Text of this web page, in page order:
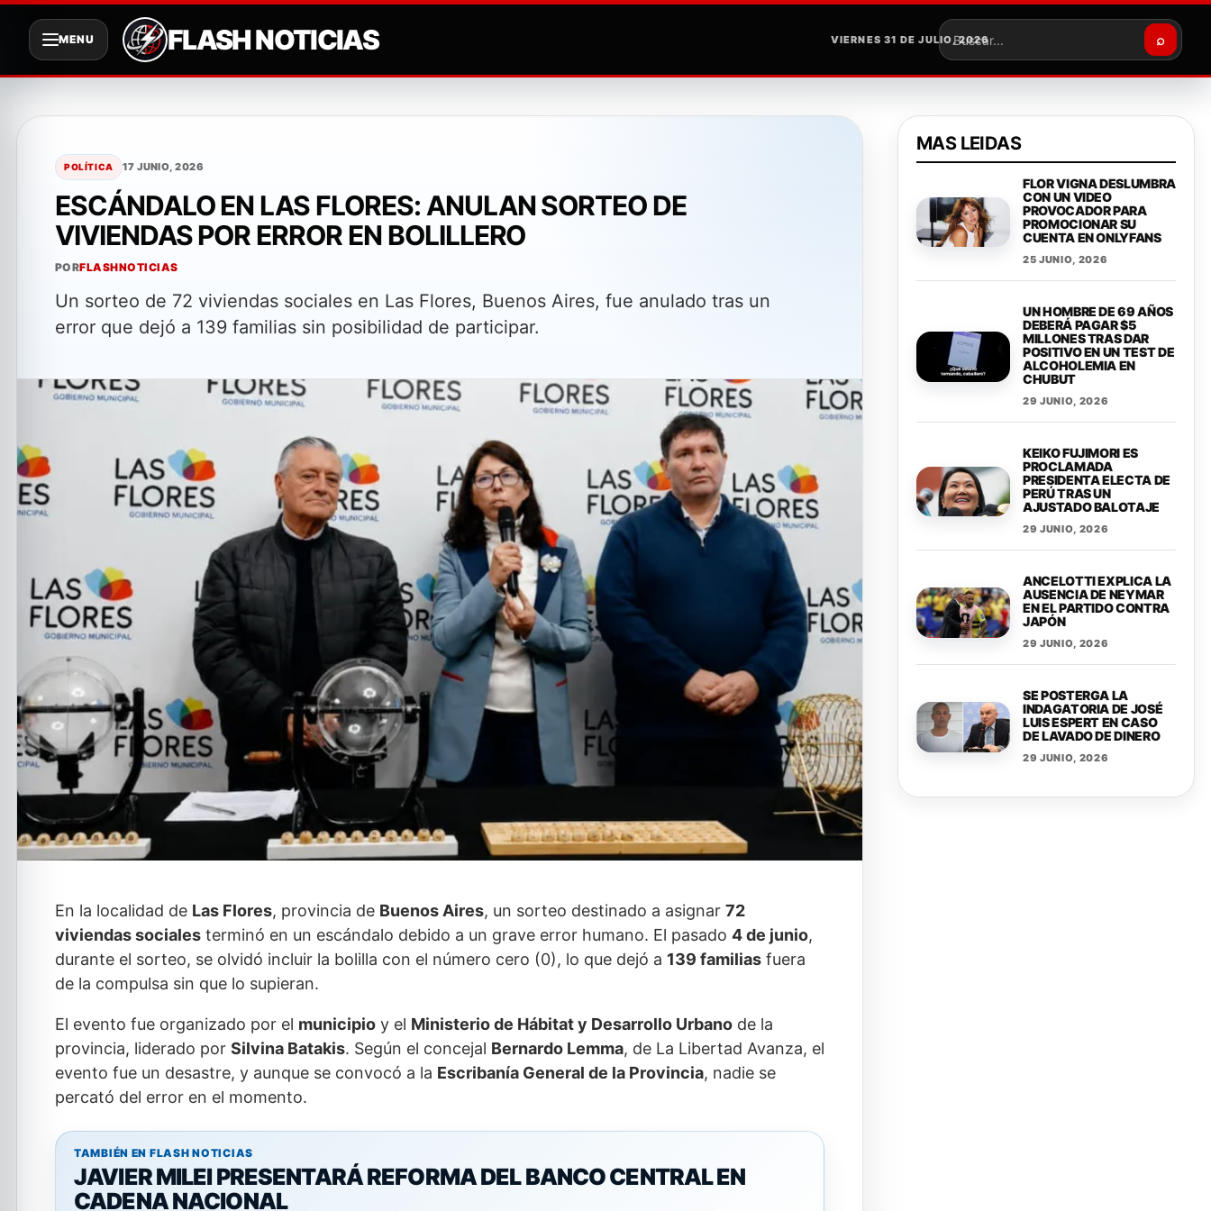
contenido
MENU FLASH NOTICIAS VIERNES 31 DE JULIO, 2026
Buscar
⌕
POLÍTICA 17 JUNIO, 2026
ESCÁNDALO EN LAS FLORES: ANULAN SORTEO DE
VIVIENDAS POR ERROR EN BOLILLERO
PORFLASHNOTICIAS
Un sorteo de 72 viviendas sociales en Las Flores, Buenos Aires, fue anulado tras un
error que dejó a 139 familias sin posibilidad de participar.
En la localidad de Las Flores, provincia de Buenos Aires, un sorteo destinado a asignar 72
viviendas sociales terminó en un escándalo debido a un grave error humano. El pasado 4 de junio,
durante el sorteo, se olvidó incluir la bolilla con el número cero (0), lo que dejó a 139 familias fuera
de la compulsa sin que lo supieran.
El evento fue organizado por el municipio y el Ministerio de Hábitat y Desarrollo Urbano de la
provincia, liderado por Silvina Batakis. Según el concejal Bernardo Lemma, de La Libertad Avanza, el
evento fue un desastre, y aunque se convocó a la Escribanía General de la Provincia, nadie se
percató del error en el momento.
TAMBIÉN EN FLASH NOTICIAS
JAVIER MILEI PRESENTARÁ REFORMA DEL BANCO CENTRAL EN
CADENA NACIONAL
MAS LEIDAS
FLOR VIGNA DESLUMBRA
CON UN VIDEO
PROVOCADOR PARA
PROMOCIONAR SU
CUENTA EN ONLYFANS
25 JUNIO, 2026
UN HOMBRE DE 69 AÑOS
DEBERÁ PAGAR $5
MILLONES TRAS DAR
POSITIVO EN UN TEST DE
ALCOHOLEMIA EN
CHUBUT
29 JUNIO, 2026
KEIKO FUJIMORI ES
PROCLAMADA
PRESIDENTA ELECTA DE
PERÚ TRAS UN
AJUSTADO BALOTAJE
29 JUNIO, 2026
ANCELOTTI EXPLICA LA
AUSENCIA DE NEYMAR
EN EL PARTIDO CONTRA
JAPÓN
29 JUNIO, 2026
SE POSTERGA LA
INDAGATORIA DE JOSÉ
LUIS ESPERT EN CASO
DE LAVADO DE DINERO
29 JUNIO, 2026